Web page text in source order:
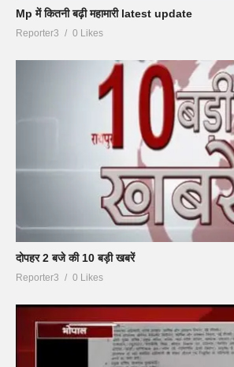
Mp में कितनी बढ़ी महामारी latest update
Reporter3 0 Likes
दोपहर 2 बजे की 10 बड़ी खबरें
Reporter3 0 Likes